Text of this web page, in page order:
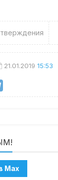
21.01.2019 15:53